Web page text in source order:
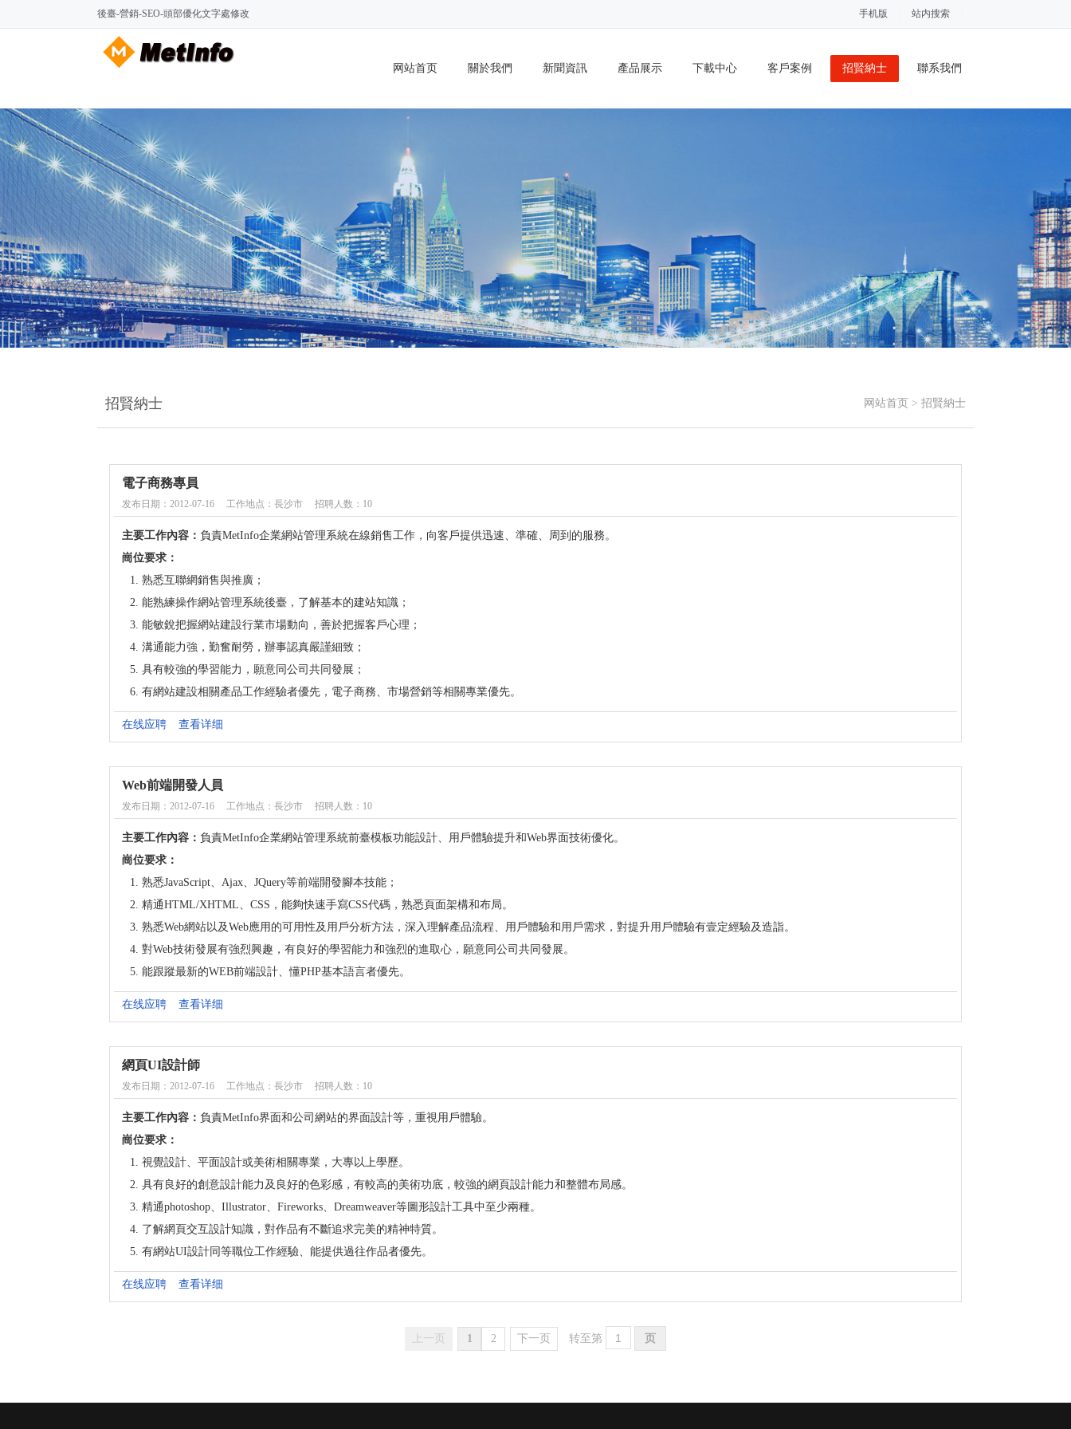
後臺-營銷-SEO-頭部優化文字處修改 站内搜索
手机版
网站首页 關於我們 新聞資訊 產品展示 下載中心 客戶案例 招賢納士 聯系我們
招賢納士 网站首页 > 招賢納士
電子商務專員
发布日期：2012-07-16 工作地点：長沙市 招聘人数：10
主要工作內容： 負責MetInfo企業網站管理系統在線銷售工作，向客戶提供迅速、準確、周到的服務。
崗位要求：
熟悉互聯網銷售與推廣；
能熟練操作網站管理系統後臺，了解基本的建站知識；
能敏銳把握網站建設行業市場動向，善於把握客戶心理；
溝通能力強，勤奮耐勞，辦事認真嚴謹細致；
具有較強的學習能力，願意同公司共同發展；
有網站建設相關產品工作經驗者優先，電子商務、市場營銷等相關專業優先。
在线应聘 查看详细
Web前端開發人員
发布日期：2012-07-16 工作地点：長沙市 招聘人数：10
主要工作內容： 負責MetInfo企業網站管理系統前臺模板功能設計、用戶體驗提升和Web界面技術優化。
崗位要求：
熟悉JavaScript、Ajax、JQuery等前端開發腳本技能；
精通HTML/XHTML、CSS，能夠快速手寫CSS代碼，熟悉頁面架構和布局。
熟悉Web網站以及Web應用的可用性及用戶分析方法，深入理解產品流程、用戶體驗和用戶需求，對提升用戶體驗有壹定經驗及造詣。
對Web技術發展有強烈興趣，有良好的學習能力和強烈的進取心，願意同公司共同發展。
能跟蹤最新的WEB前端設計、懂PHP基本語言者優先。
在线应聘 查看详细
網頁UI設計師
发布日期：2012-07-16 工作地点：長沙市 招聘人数：10
主要工作內容： 負責MetInfo界面和公司網站的界面設計等，重視用戶體驗。
崗位要求：
視覺設計、平面設計或美術相關專業，大專以上學歷。
具有良好的創意設計能力及良好的色彩感，有較高的美術功底，較強的網頁設計能力和整體布局感。
精通photoshop、Illustrator、Fireworks、Dreamweaver等圖形設計工具中至少兩種。
了解網頁交互設計知識，對作品有不斷追求完美的精神特質。
有網站UI設計同等職位工作經驗、能提供過往作品者優先。
在线应聘 查看详细
上一页 1 2 下一页 转至第